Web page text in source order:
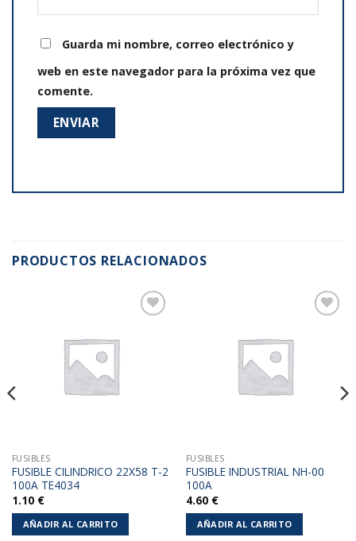
Guarda mi nombre, correo electrónico y
web en este navegador para la próxima vez que
comente.
PRODUCTOS RELACIONADOS
FUSIBLES
FUSIBLE CILINDRICO 22X58 T-2
100A TE4034
1.10 €
AÑADIR AL CARRITO
FUSIBLES
FUSIBLE INDUSTRIAL NH-00
100A
4.60 €
AÑADIR AL CARRITO